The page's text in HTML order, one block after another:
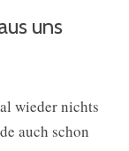
uns
wieder nichts
auch schon